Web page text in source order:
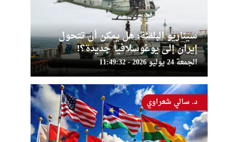
سيناريو البلقنة: هل يمكن أن تتحول
إيران إلى يوغوسلافيا جديدة؟!
الجمعة 24 يوليو 2026 - 11:49:32
د. سالي شعراوي